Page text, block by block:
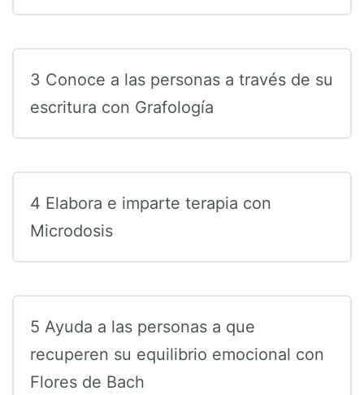
3 Conoce a las personas a través de su
escritura con Grafología
4 Elabora e imparte terapia con
Microdosis
5 Ayuda a las personas a que
recuperen su equilibrio emocional con
Flores de Bach